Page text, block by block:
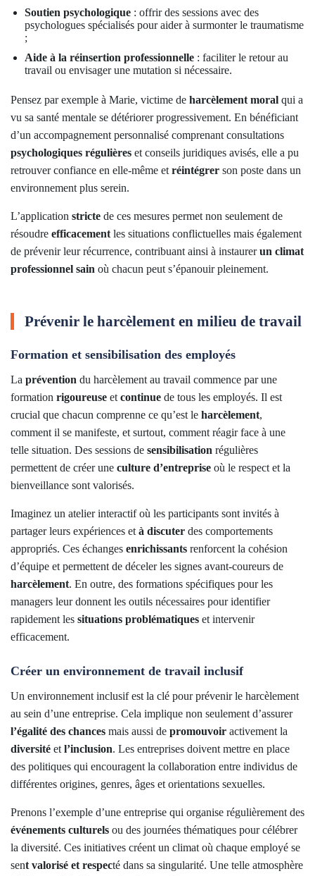
Soutien psychologique : offrir des sessions avec des
psychologues spécialisés pour aider à surmonter le traumatisme
;
Aide à la réinsertion professionnelle : faciliter le retour au
travail ou envisager une mutation si nécessaire.
Pensez par exemple à Marie, victime de harcèlement moral qui a
vu sa santé mentale se détériorer progressivement. En bénéficiant
d’un accompagnement personnalisé comprenant consultations
psychologiques régulières et conseils juridiques avisés, elle a pu
retrouver confiance en elle-même et réintégrer son poste dans un
environnement plus serein.
L’application stricte de ces mesures permet non seulement de
résoudre efficacement les situations conflictuelles mais également
de prévenir leur récurrence, contribuant ainsi à instaurerun climat
professionnel sain où chacun peut s’épanouir pleinement.
Prévenir le harcèlement en milieu de travail
Formation et sensibilisation des employés
La prévention du harcèlement au travail commence par une
formation rigoureuse etcontinue de tous les employés. Il est
crucial que chacun comprenne ce qu’est le harcèlement,
comment il se manifeste, et surtout, comment réagir face à une
telle situation. Des sessions de sensibilisation régulières
permettent de créer une culture d’entreprise où le respect et la
bienveillance sont valorisés.
Imaginez un atelier interactif où les participants sont invités à
partager leurs expériences età discuter des comportements
appropriés. Ces échanges enrichissants renforcent la cohésion
d’équipe et permettent de déceler les signes avant-coureurs de
harcèlement. En outre, des formations spécifiques pour les
managers leur donnent les outils nécessaires pour identifier
rapidement les situations problématiques et intervenir
efficacement.
Créer un environnement de travail inclusif
Un environnement inclusif est la clé pour prévenir le harcèlement
au sein d’une entreprise. Cela implique non seulement d’assurer
l’égalité des chances mais aussi de promouvoir activement la
diversité et l’inclusion. Les entreprises doivent mettre en place
des politiques qui encouragent la collaboration entre individus de
différentes origines, genres, âges et orientations sexuelles.
Prenons l’exemple d’une entreprise qui organise régulièrement des
événements culturels ou des journées thématiques pour célébrer
la diversité. Ces initiatives créent un climat où chaque employé se
sent valorisé et respecté dans sa singularité. Une telle atmosphère